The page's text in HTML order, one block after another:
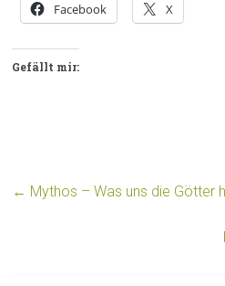
Facebook X
Gefällt mir:
← Mythos – Was uns die Götter